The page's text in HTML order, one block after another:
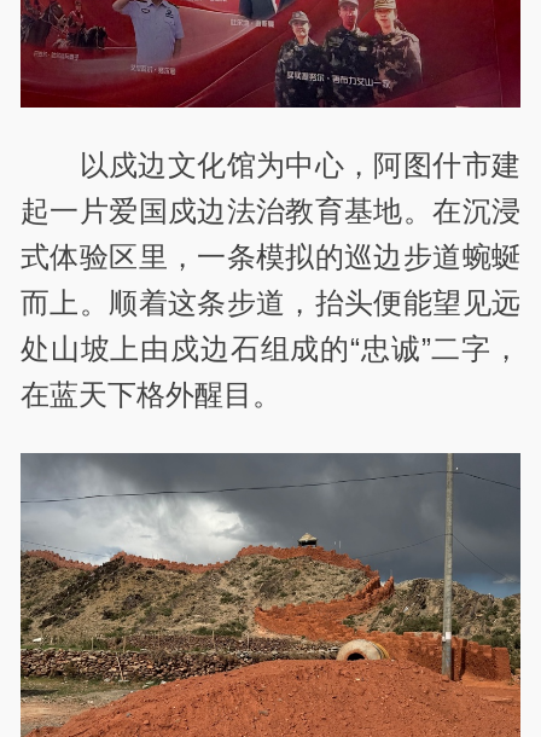
以戍边文化馆为中心，阿图什市建
起一片爱国戍边法治教育基地。在沉浸
式体验区里，一条模拟的巡边步道蜿蜒
而上。顺着这条步道，抬头便能望见远
处山坡上由戍边石组成的“忠诚”二字，
在蓝天下格外醒目。